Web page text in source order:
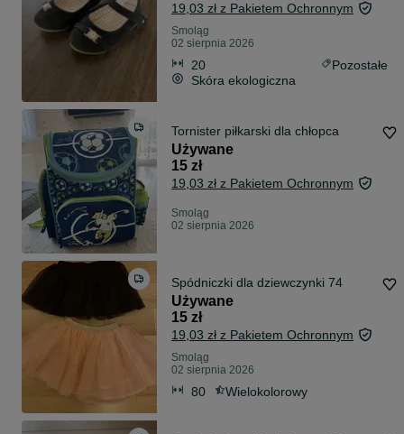
19,03 zł z Pakietem Ochronnym
Smoląg
02 sierpnia 2026
20
Pozostałe
Skóra ekologiczna
Tornister piłkarski dla chłopca
Używane
15 zł
19,03 zł z Pakietem Ochronnym
Smoląg
02 sierpnia 2026
Spódniczki dla dziewczynki 74
Używane
15 zł
19,03 zł z Pakietem Ochronnym
Smoląg
02 sierpnia 2026
80 Wielokolorowy